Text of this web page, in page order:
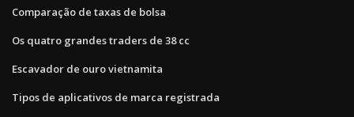
Comparação de taxas de bolsa
Os quatro grandes traders de 38 cc
Escavador de ouro vietnamita
Tipos de aplicativos de marca registrada